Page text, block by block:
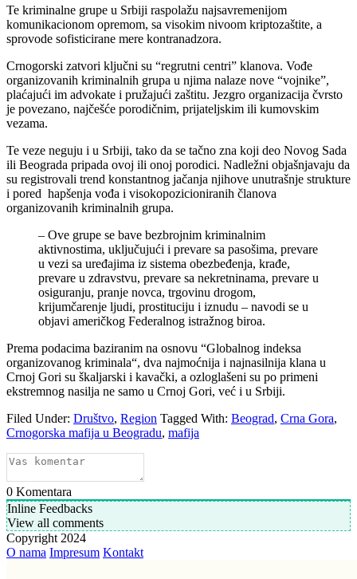
Te kriminalne grupe u Srbiji raspolažu najsavremenijom
komunikacionom opremom, sa visokim nivoom kriptozaštite, a
sprovode sofisticirane mere kontranadzora.
Crnogorski zatvori ključni su “regrutni centri” klanova. Vođe
organizovanih kriminalnih grupa u njima nalaze nove “vojnike”,
plaćajući im advokate i pružajući zaštitu. Jezgro organizacija čvrsto
je povezano, najčešće porodičnim, prijateljskim ili kumovskim
vezama.
Te veze neguju i u Srbiji, tako da se tačno zna koji deo Novog Sada
ili Beograda pripada ovoj ili onoj porodici. Nadležni objašnjavaju da
su registrovali trend konstantnog jačanja njihove unutrašnje strukture
i pored hapšenja vođa i visokopozicioniranih članova
organizovanih kriminalnih grupa.
– Ove grupe se bave bezbrojnim kriminalnim
aktivnostima, uključujući i prevare sa pasošima, prevare
u vezi sa uređajima iz sistema obezbeđenja, krađe,
prevare u zdravstvu, prevare sa nekretninama, prevare u
osiguranju, pranje novca, trgovinu drogom,
krijumčarenje ljudi, prostituciju i iznudu – navodi se u
objavi američkog Federalnog istražnog biroa.
Prema podacima baziranim na osnovu “Globalnog indeksa
organizovanog kriminala“, dva najmoćnija i najnasilnija klana u
Crnoj Gori su škaljarski i kavački, a ozloglašeni su po primeni
ekstremnog nasilja ne samo u Crnoj Gori, već i u Srbiji.
Filed Under: Društvo, Region Tagged With: Beograd, Crna Gora,
Crnogorska mafija u Beogradu, mafija
0 Komentara
Inline Feedbacks
View all comments
Copyright 2024
O nama Impresum Kontakt